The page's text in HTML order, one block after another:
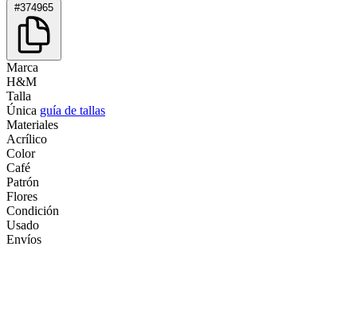
#374965
Marca
H&M
Talla
Única guía de tallas
Materiales
Acrílico
Color
Café
Patrón
Flores
Condición
Usado
Envíos